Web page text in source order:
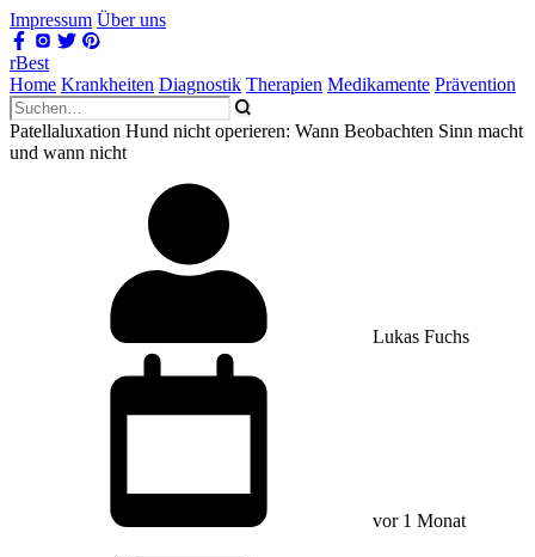
Impressum Über uns
rBest
Home Krankheiten Diagnostik Therapien Medikamente Prävention
Patellaluxation Hund nicht operieren: Wann Beobachten Sinn macht
und wann nicht
Lukas Fuchs
vor 1 Monat